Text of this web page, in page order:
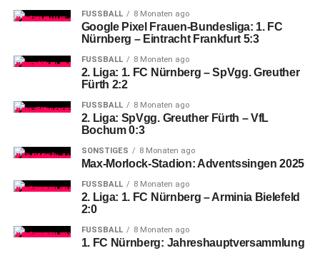
FUSSBALL 8 Monaten ago
Google Pixel Frauen-Bundesliga: 1. FC
Nürnberg – Eintracht Frankfurt 5:3
FUSSBALL 8 Monaten ago
2. Liga: 1. FC Nürnberg – SpVgg. Greuther
Fürth 2:2
FUSSBALL 8 Monaten ago
2. Liga: SpVgg. Greuther Fürth – VfL
Bochum 0:3
SONSTIGES 8 Monaten ago
Max-Morlock-Stadion: Adventssingen 2025
FUSSBALL 8 Monaten ago
2. Liga: 1. FC Nürnberg – Arminia Bielefeld
2:0
FUSSBALL 8 Monaten ago
1. FC Nürnberg: Jahreshauptversammlung